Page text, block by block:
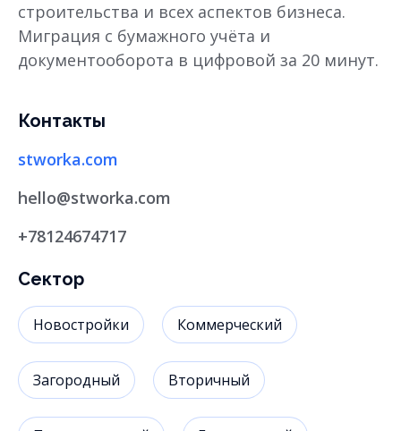
строительства и всех аспектов бизнеса.
Миграция с бумажного учёта и
документооборота в цифровой за 20 минут.
Контакты
stworka.com
hello@stworka.com
+78124674717
Сектор
Новостройки Коммерческий
Загородный Вторичный